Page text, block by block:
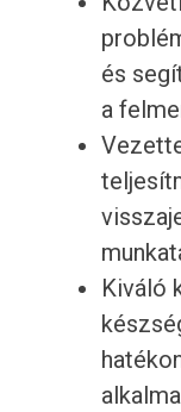
és
a
Kiváló